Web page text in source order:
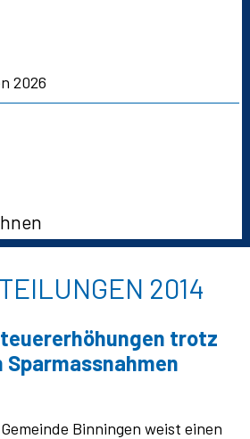
2026
2014
trotz
Binningen weist einen